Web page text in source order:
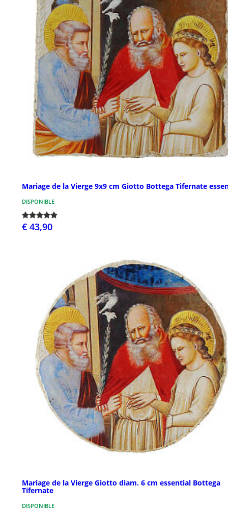
Mariage de la Vierge 9x9 cm Giotto Bottega Tifernate
DISPONIBLE
€ 43,90
Mariage de la Vierge Giotto diam. 6 cm essential Bottega
Tifernate
DISPONIBLE